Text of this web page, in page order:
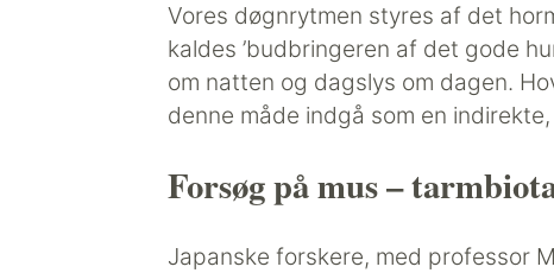
Vores døgnrytmen styres af det
kaldes ’budbringeren af det gode
om natten og dagslys om dagen.
denne måde indgå som en
Forsøg på mus –
Japanske forskere, med professor